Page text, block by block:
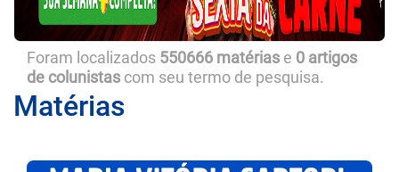
Foram localizados 550666 matérias e 0 artigos
de colunistas com seu termo de pesquisa.
Matérias